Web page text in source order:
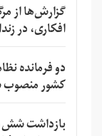
گزارش‌ها از
افکاری، در
دو فرمانده
کشور منصوب
بازداشت شش